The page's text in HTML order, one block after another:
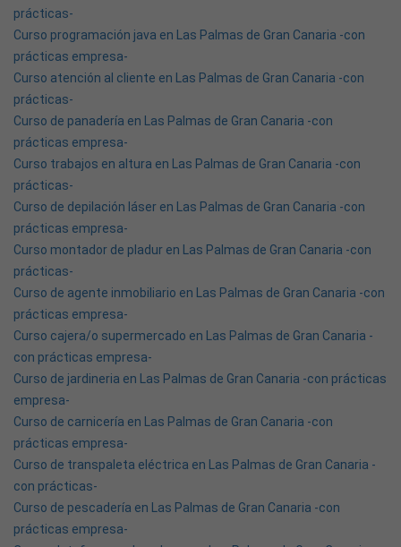
prácticas-
Curso programación java en Las Palmas de Gran Canaria -con
prácticas empresa-
Curso atención al cliente en Las Palmas de Gran Canaria -con
prácticas-
Curso de panadería en Las Palmas de Gran Canaria -con
prácticas empresa-
Curso trabajos en altura en Las Palmas de Gran Canaria -con
prácticas-
Curso de depilación láser en Las Palmas de Gran Canaria -con
prácticas empresa-
Curso montador de pladur en Las Palmas de Gran Canaria -con
prácticas-
Curso de agente inmobiliario en Las Palmas de Gran Canaria -con
prácticas empresa-
Curso cajera/o supermercado en Las Palmas de Gran Canaria -
con prácticas empresa-
Curso de jardineria en Las Palmas de Gran Canaria -con prácticas
empresa-
Curso de carnicería en Las Palmas de Gran Canaria -con
prácticas empresa-
Curso de transpaleta eléctrica en Las Palmas de Gran Canaria -
con prácticas-
Curso de pescadería en Las Palmas de Gran Canaria -con
prácticas empresa-